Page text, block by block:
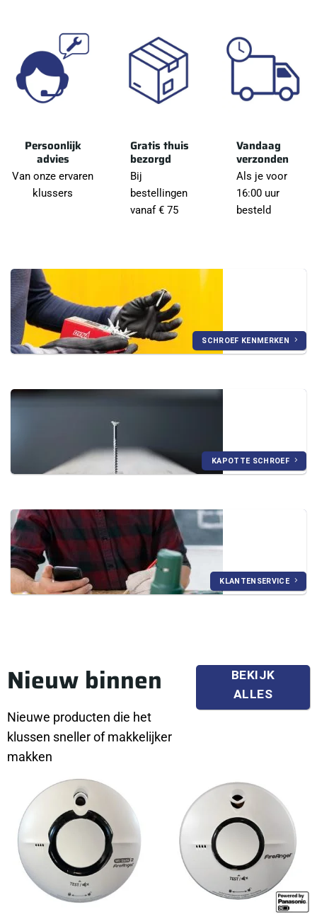
Persoonlijk
advies
Van onze ervaren
klussers
Gratis thuis
bezorgd
Bij
bestellingen
vanaf € 75
Vandaag
verzonden
Als je voor
16:00 uur
besteld
SCHROEF KENMERKEN
KAPOTTE SCHROEF
KLANTENSERVICE
Nieuw binnen
Nieuwe producten die het
klussen sneller of makkelijker
makken
BEKIJK
ALLES